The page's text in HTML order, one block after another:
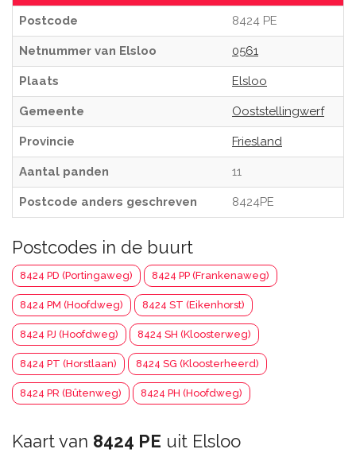
Postcode 8424 PE
Netnummer van Elsloo 0561
Plaats Elsloo
Gemeente Ooststellingwerf
Provincie Friesland
Aantal panden 11
Postcode anders geschreven 8424PE
Postcodes in de buurt
8424 PD (Portingaweg) 8424 PP (Frankenaweg)
8424 PM (Hoofdweg) 8424 ST (Eikenhorst)
8424 PJ (Hoofdweg) 8424 SH (Kloosterweg)
8424 PT (Horstlaan) 8424 SG (Kloosterheerd)
8424 PR (Bûtenweg) 8424 PH (Hoofdweg)
Kaart van 8424 PE uit Elsloo